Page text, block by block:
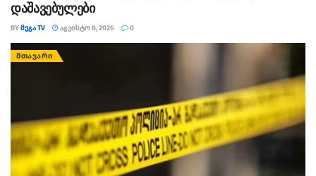
დაშავებულები
BYᲛᲔᲒᲐ TV ᲐᲒᲕᲘᲡᲢᲝ 8, 2026 0
ᲛᲗᲐᲕᲐᲠᲘ